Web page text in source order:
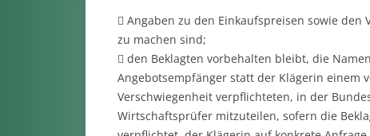
 Angaben zu den Einkaufspreisen sowie
zu machen sind;
 den Beklagten vorbehalten bleibt, die
Angebotsempfänger statt der Klägerin einem
Verschwiegenheit verpflichteten, in der
Wirtschaftsprüfer mitzuteilen, sofern die